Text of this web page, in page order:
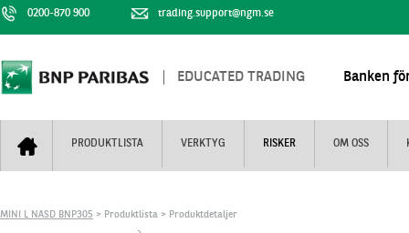
0200-870 900 trading.support@ngm.se
EDUCATED TRADING Banken
PRODUKTLISTA VERKTYG RISKER OM OSS
Mini Futures
Nyhestbrev+
Finansiell information
MINI L NASD BNP305 > Produktlista > Produktdetaljer